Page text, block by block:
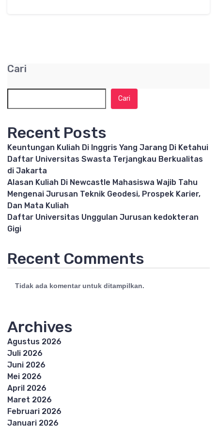
Cari
Cari
Recent Posts
Keuntungan Kuliah Di Inggris Yang Jarang Di Ketahui
Daftar Universitas Swasta Terjangkau Berkualitas
di Jakarta
Alasan Kuliah Di Newcastle Mahasiswa Wajib Tahu
Mengenai Jurusan Teknik Geodesi, Prospek Karier,
Dan Mata Kuliah
Daftar Universitas Unggulan Jurusan kedokteran
Gigi
Recent Comments
Tidak ada komentar untuk ditampilkan.
Archives
Agustus 2026
Juli 2026
Juni 2026
Mei 2026
April 2026
Maret 2026
Februari 2026
Januari 2026